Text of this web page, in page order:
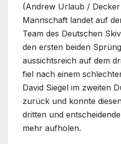
(Andrew Urlaub / Decker
Mannschaft landet auf
Team des Deutschen
den ersten beiden
aussichtsreich auf dem
fiel nach einem
David Siegel im zweiten
zurück und konnte
dritten und
mehr aufholen.